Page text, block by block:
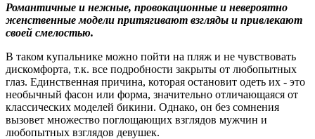
Романтичные и нежные, провокационные и невероятно
женственные модели притягивают взгляды и привлекают
своей смелостью.
В таком купальнике можно пойти на пляж и не чувствовать
дискомфорта, т.к. все подробности закрыты от любопытных
глаз. Единственная причина, которая остановит одеть их - это
необычный фасон или форма, значительно отличающаяся от
классических моделей бикини. Однако, он без сомнения
вызовет множество поглощающих взглядов мужчин и
любопытных взглядов девушек.